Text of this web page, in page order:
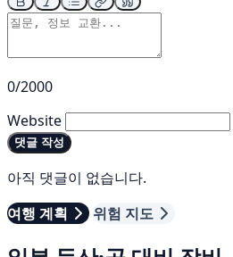
0/2000
Website
댓글 작성
아직 댓글이 없습니다.
여행 계획
위험 지도